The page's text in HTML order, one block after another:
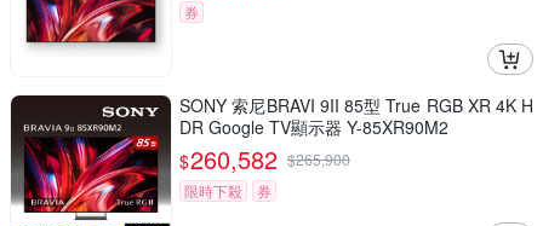
券
SONY 索尼BRAVI 9II 85型 True RGB XR 4K H
DR Google TV顯示器 Y-85XR90M2
$260,582 $265,900
限時下殺
券